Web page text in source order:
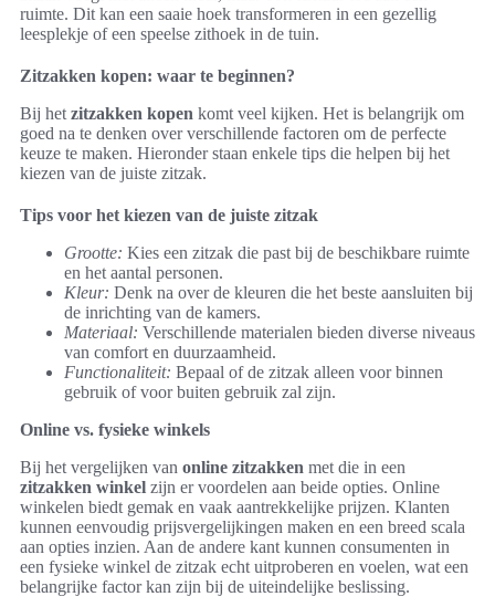
ruimte. Dit kan een saaie hoek transformeren in een gezellig
leesplekje of een speelse zithoek in de tuin.
Zitzakken kopen: waar te beginnen?
Bij het zitzakken kopen komt veel kijken. Het is belangrijk om
goed na te denken over verschillende factoren om de perfecte
keuze te maken. Hieronder staan enkele tips die helpen bij het
kiezen van de juiste zitzak.
Tips voor het kiezen van de juiste zitzak
Grootte: Kies een zitzak die past bij de beschikbare ruimte
en het aantal personen.
Kleur: Denk na over de kleuren die het beste aansluiten bij
de inrichting van de kamers.
Materiaal: Verschillende materialen bieden diverse niveaus
van comfort en duurzaamheid.
Functionaliteit: Bepaal of de zitzak alleen voor binnen
gebruik of voor buiten gebruik zal zijn.
Online vs. fysieke winkels
Bij het vergelijken van online zitzakken met die in een
zitzakken winkel zijn er voordelen aan beide opties. Online
winkelen biedt gemak en vaak aantrekkelijke prijzen. Klanten
kunnen eenvoudig prijsvergelijkingen maken en een breed scala
aan opties inzien. Aan de andere kant kunnen consumenten in
een fysieke winkel de zitzak echt uitproberen en voelen, wat een
belangrijke factor kan zijn bij de uiteindelijke beslissing.